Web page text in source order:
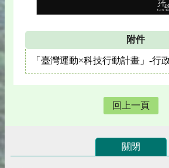
附件
「臺灣運動×科技行動計畫」-行
回上一頁
關閉